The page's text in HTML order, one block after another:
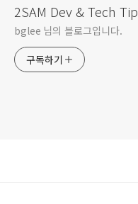
2SAM Dev & Tech Tip
bglee 님의 블로그입니다.
구독하기